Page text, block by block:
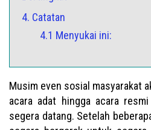
4. Catatan
4.1 Menyukai ini:
Musim even sosial masyarakat
acara adat hingga acara
segera datang. Setelah